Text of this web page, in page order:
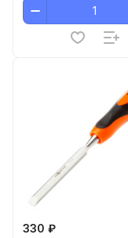
330 ₽